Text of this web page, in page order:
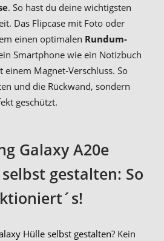
. So hast du deine wichtigsten
Das Flipcase mit Foto oder
einen optimalen Rundum-
Smartphone wie ein Notizbuch
Magnet-Verschluss. So
und die Rückwand, sondern
geschützt.
Galaxy A20e
gestalten: So
Hülle selbst gestalten? Kein